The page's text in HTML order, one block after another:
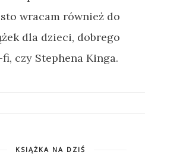
wracam również do
dla dzieci, dobrego
czy Stephena Kinga.
KSIĄŻKA NA DZIŚ